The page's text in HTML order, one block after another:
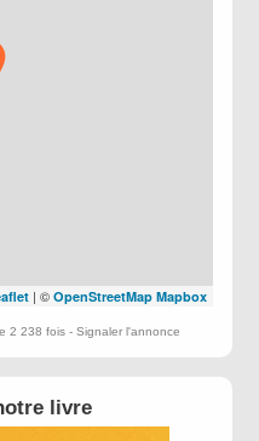
| © OpenStreetMap Mapbox
2 238 fois - Signaler l'annonce
livre